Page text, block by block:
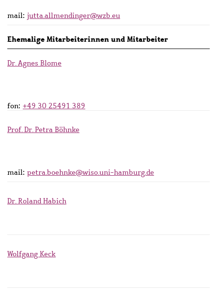
mail: jutta.allmendinger@wzb.eu
Ehemalige Mitarbeiterinnen und Mitarbeiter
Dr. Agnes Blome
fon: +49 30 25491 389
Prof. Dr. Petra Böhnke
mail: petra.boehnke@wiso.uni-hamburg.de
Dr. Roland Habich
Wolfgang Keck